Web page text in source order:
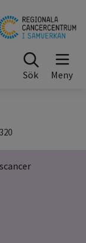
Sök